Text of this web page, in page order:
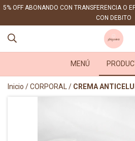
5% OFF ABONANDO CON TRANSFERENCIA O
CON DEBITO
MENÚ
Inicio /CORPORAL / CREMA